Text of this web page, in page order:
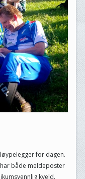
for dagen.
både meldeposter
kveld.